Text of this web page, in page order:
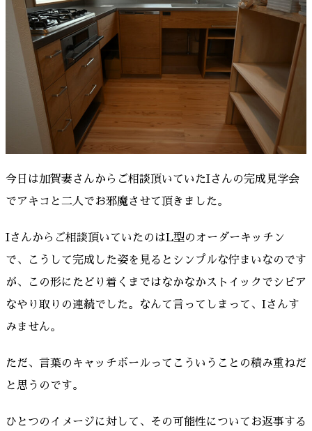
今日は加賀妻さんからご相談頂いていたIさんの完成見学会
でアキコと二人でお邪魔させて頂きました。
Iさんからご相談頂いていたのはL型のオーダーキッチン
で、こうして完成した姿を見るとシンプルな佇まいなのです
が、この形にたどり着くまではなかなかストイックでシビア
なやり取りの連続でした。なんて言ってしまって、Iさんす
みません。
ただ、言葉のキャッチボールってこういうことの積み重ねだ
と思うのです。
ひとつのイメージに対して、その可能性についてお返事する